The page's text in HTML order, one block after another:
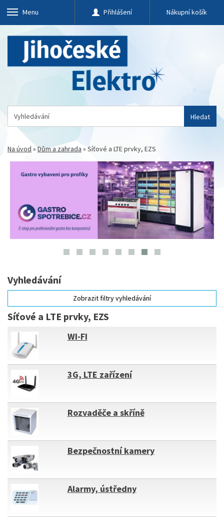
Menu Přihlášení Nákupní košík
Hledat
Na úvod »Dům a zahrada » Síťové a LTE prvky, EZS
Vyhledávání
Zobrazit filtry vyhledávání
Síťové a LTE prvky, EZS
WI-FI
3G, LTE zařízení
Rozvaděče a skříně
Bezpečnostní kamery
Alarmy, ústředny